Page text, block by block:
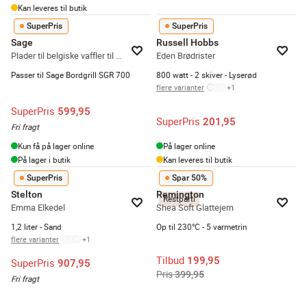
Kan leveres til butik
SuperPris
Sage
Plader til belgiske vaffler til bordgrill
Passer til Sage Bordgrill SGR 700
SuperPris 599,95
Fri fragt
Kun få på lager online
På lager i butik
SuperPris
Russell Hobbs
Eden Brødrister
800 watt - 2 skiver - Lyserød
flere varianter +1
SuperPris 201,95
På lager online
Kan leveres til butik
SuperPris
Stelton
Emma Elkedel
1,2 liter - Sand
flere varianter +1
SuperPris 907,95
Fri fragt
Restparti
Spar 50%
Remington
Shea Soft Glattejern
Op til 230°C - 5 varmetrin
Tilbud 199,95
Pris399,95